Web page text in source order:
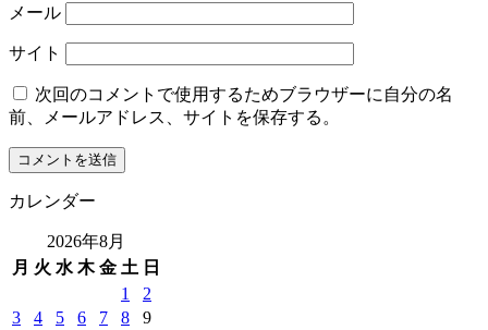
メール
サイト
次回のコメントで使用するためブラウザーに自分の名
前、メールアドレス、サイトを保存する。
カレンダー
2026年8月
月 火 水 木 金 土 日
1
2
3
4 5 6 7 8
9